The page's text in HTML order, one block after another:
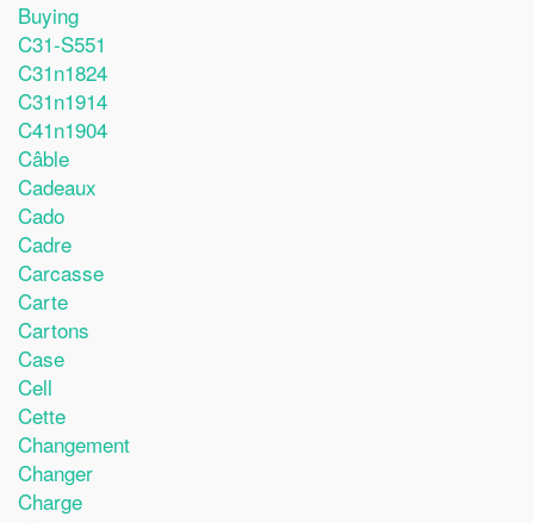
Buying
C31-S551
C31n1824
C31n1914
C41n1904
Câble
Cadeaux
Cado
Cadre
Carcasse
Carte
Cartons
Case
Cell
Cette
Changement
Changer
Charge